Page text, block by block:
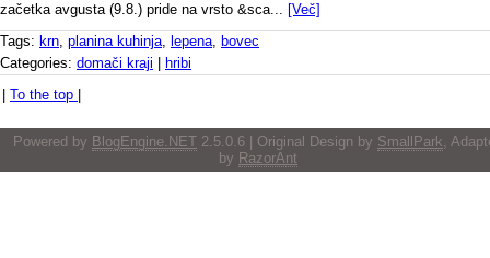
začetka avgusta (9.8.) pride na vrsto &sca... [Več]
Tags: krn, planina kuhinja, lepena, bovec
Categories: domači kraji
hribi
To the top
Powered by BlogEngine.NET 2.5.0.6 | Original Design by SmallPark,
by RazorAnt